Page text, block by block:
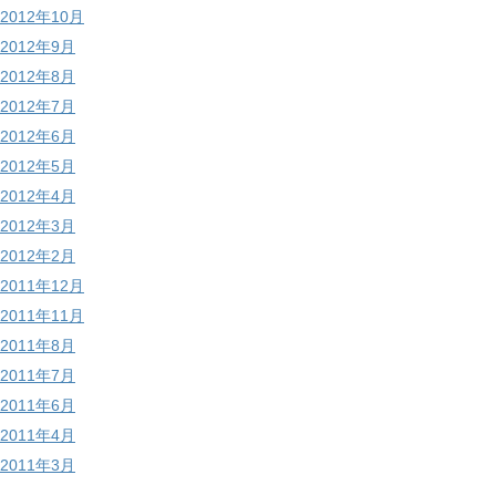
2012年10月
2012年9月
2012年8月
2012年7月
2012年6月
2012年5月
2012年4月
2012年3月
2012年2月
2011年12月
2011年11月
2011年8月
2011年7月
2011年6月
2011年4月
2011年3月